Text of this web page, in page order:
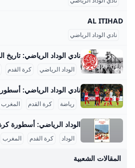
AL ITIHAD
نادي الوداد الرياضي
الوداد الرياضي كرة القدم
رياضة كرة القدم المغرب
الوداد كرة القدم المغرب
المقالات الشعبية